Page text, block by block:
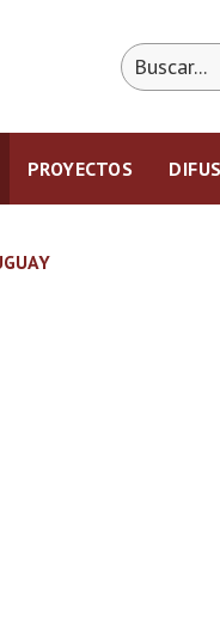
PROYECTOS